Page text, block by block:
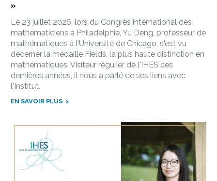
»
Le 23 juillet 2026, lors du Congrès international des
mathématiciens à Philadelphie, Yu Deng, professeur de
mathématiques à l'Université de Chicago, s'est vu
décerner la médaille Fields, la plus haute distinction en
mathématiques. Visiteur régulier de l'IHES ces
dernières années, il nous a parlé de ses liens avec
l'Institut.
EN SAVOIR PLUS